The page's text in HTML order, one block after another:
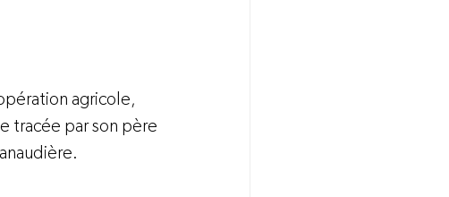
agricole,
tracée par son père